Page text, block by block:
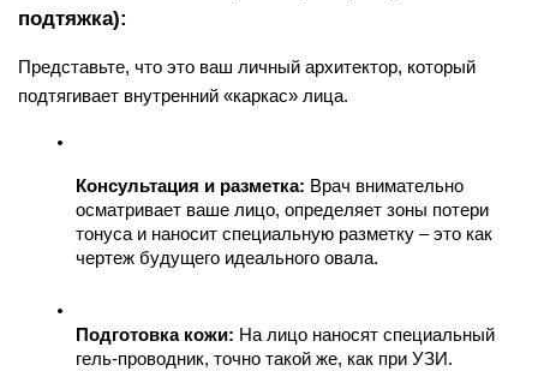
подтяжка):
Представьте, что это ваш личный архитектор, который
подтягивает внутренний «каркас» лица.
Консультация и разметка: Врач внимательно
осматривает ваше лицо, определяет зоны потери
тонуса и наносит специальную разметку – это как
чертеж будущего идеального овала.
Подготовка кожи: На лицо наносят специальный
гель-проводник, точно такой же, как при УЗИ.